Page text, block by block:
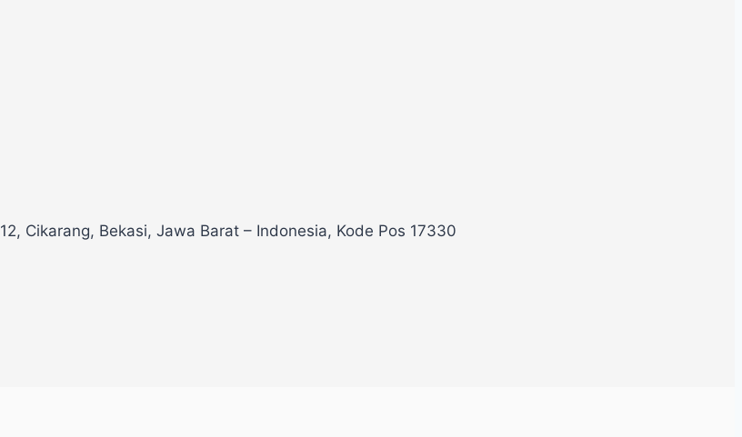
Cikarang, Bekasi, Jawa Barat – Indonesia, Kode Pos 17330